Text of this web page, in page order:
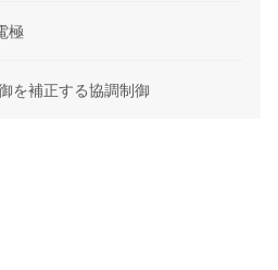
極
を補正する協調制御